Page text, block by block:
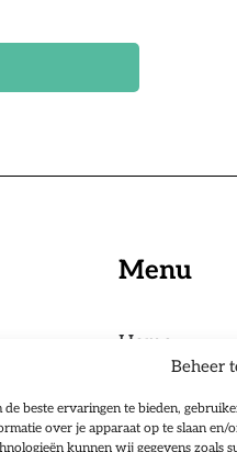
Beheer
de beste ervaringen te bieden,
over je apparaat op te slaan en/
kunnen wij gegevens zoals
Menu
Home
Sociale
Over ons